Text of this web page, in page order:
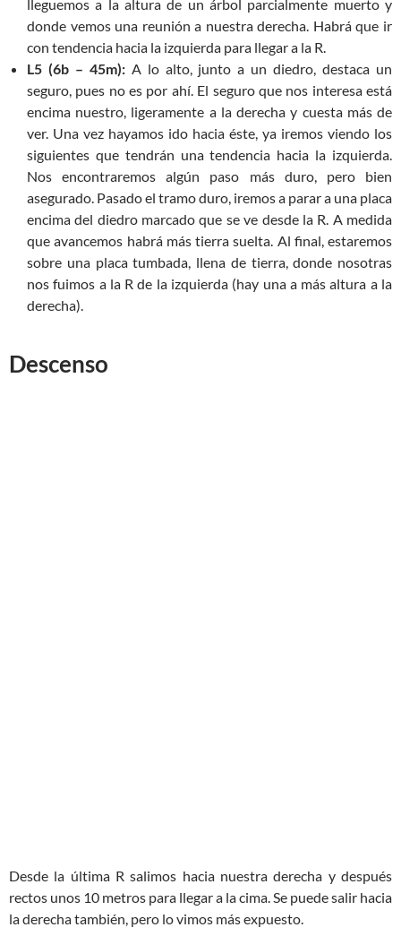
lleguemos a la altura de un árbol parcialmente muerto y
donde vemos una reunión a nuestra derecha. Habrá que ir
con tendencia hacia la izquierda para llegar a la R.
L5 (6b – 45m): A lo alto, junto a un diedro, destaca un
seguro, pues no es por ahí. El seguro que nos interesa está
encima nuestro, ligeramente a la derecha y cuesta más de
ver. Una vez hayamos ido hacia éste, ya iremos viendo los
siguientes que tendrán una tendencia hacia la izquierda.
Nos encontraremos algún paso más duro, pero bien
asegurado. Pasado el tramo duro, iremos a parar a una placa
encima del diedro marcado que se ve desde la R. A medida
que avancemos habrá más tierra suelta. Al final, estaremos
sobre una placa tumbada, llena de tierra, donde nosotras
nos fuimos a la R de la izquierda (hay una a más altura a la
derecha).
Descenso
Desde la última R salimos hacia nuestra derecha y después
rectos unos 10 metros para llegar a la cima. Se puede salir hacia
la derecha también, pero lo vimos más expuesto.